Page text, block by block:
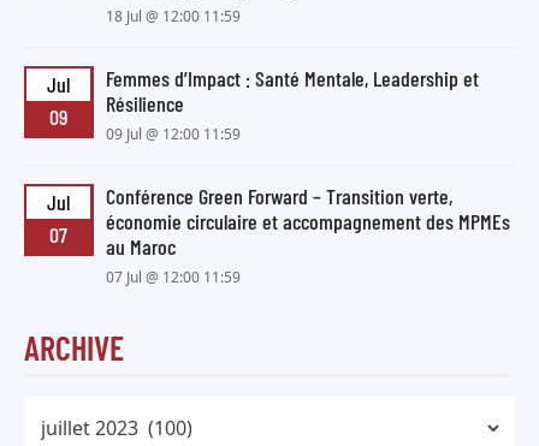
18 Jul @ 12:00 11:59
Jul
09
Femmes d’Impact : Santé Mentale, Leadership et
Résilience
09 Jul @ 12:00 11:59
Jul
07
Conférence Green Forward – Transition verte,
économie circulaire et accompagnement des MPMEs
au Maroc
07 Jul @ 12:00 11:59
ARCHIVE